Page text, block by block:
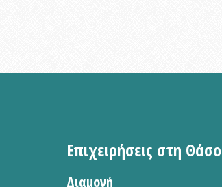
Επιχειρήσεις στη Θάσο
Διαμονή